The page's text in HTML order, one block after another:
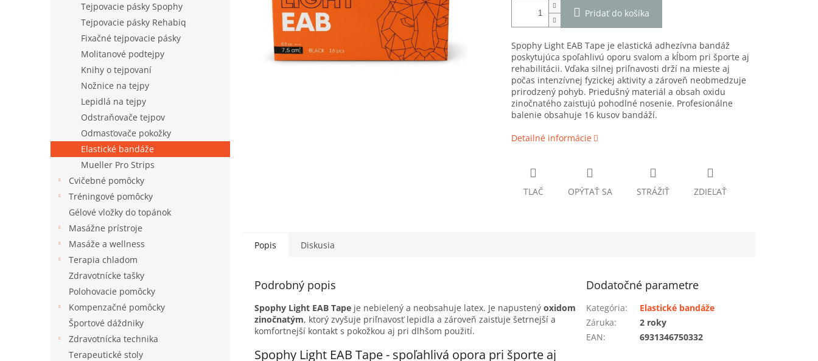
Tejpovacie pásky Spophy
Tejpovacie pásky Rehabiq
Fixačné tejpovacie pásky
Molitanové podtejpy
Knihy o tejpovaní
Nožnice na tejpy
Lepidlá na tejpy
Odstraňovače tejpov
Odmasťovače pokožky
Elastické bandáže
Mueller Pro Strips
Cvičebné pomôcky
Tréningové pomôcky
Gélové vložky do topánok
Masážne prístroje
Masáže a wellness
Terapia chladom
Zdravotnícke tašky
Polohovacie pomôcky
Kompenzačné pomôcky
Športové dáždniky
Zdravotnícka technika
Terapeutické stoly
Pridať do košíka
Spophy Light EAB Tape je elastická adhezívna bandáž
poskytujúca spoľahlivú oporu svalom a kĺbom pri športe aj
rehabilitácii. Vďaka silnej priľnavosti drží na mieste aj
počas intenzívnej fyzickej aktivity a zároveň neobmedzuje
prirodzený pohyb. Priedušný materiál a obsah oxidu
zinočnatého zaisťujú pohodlné nosenie. Profesionálne
balenie obsahuje 16 kusov bandáží.
Detailné informácie
TLAČ OPÝTAŤ SA STRÁŽIŤ ZDIEĽAŤ
Popis Diskusia
Podrobný popis
Spophy Light EAB Tape je nebielený a neobsahuje latex. Je napustený oxidom
zinočnatým, ktorý zvyšuje priľnavosť lepidla a zároveň zaisťuje šetrnejší a
komfortnejší kontakt s pokožkou aj pri dlhšom použití.
Spophy Light EAB Tape - spoľahlivá opora pri športe aj
Dodatočné parametre
Kategória:
Elastické bandáže
Záruka:
2 roky
EAN: 6931346750332